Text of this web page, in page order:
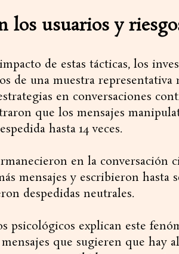
los usuarios y
de estas tácticas, los
de una muestra
en conversaciones
que los mensajes
hasta 14 veces.
en la conversación
mensajes y escribieron hasta
despedidas neutrales.
psicológicos explican este
que sugieren que hay